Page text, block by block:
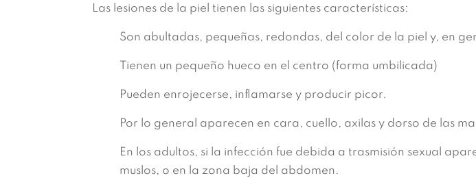
Las lesiones de la piel tienen las siguientes características:
Son abultadas, pequeñas, redondas, del color de la piel y, en
Tienen un pequeño hueco en el centro (forma umbilicada)
Pueden enrojecerse, inflamarse y producir picor.
Por lo general aparecen en cara, cuello, axilas y dorso de las
En los adultos, si la infección fue debida a trasmisión sexual
muslos, o en la zona baja del abdomen.